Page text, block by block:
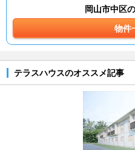
岡山市中区
物件
テラスハウスのオススメ記事